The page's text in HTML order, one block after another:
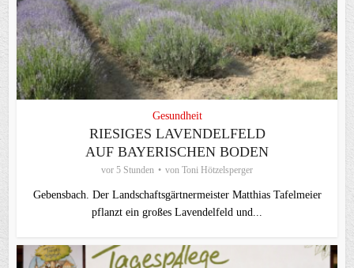
Gesundheit
RIESIGES LAVENDELFELD
AUF BAYERISCHEN BODEN
vor 5 Stunden von Toni Hötzelsperger
Gebensbach. Der Landschaftsgärtnermeister Matthias Tafelmeier
pflanzt ein großes Lavendelfeld und...